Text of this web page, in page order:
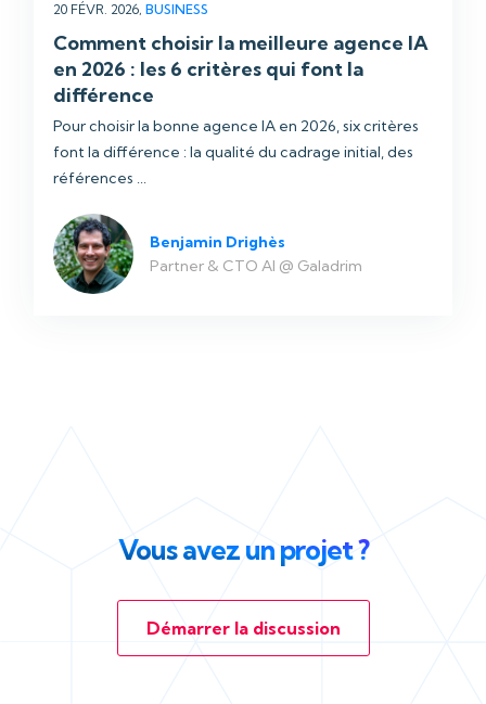
20 FÉVR. 2026, BUSINESS
Comment choisir la meilleure agence IA
en 2026 : les 6 critères qui font la
différence
Pour choisir la bonne agence IA en 2026, six critères
font la différence : la qualité du cadrage initial, des
références ...
Benjamin Drighès
Partner & CTO AI @ Galadrim
Vous avez un projet ?
Démarrer la discussion